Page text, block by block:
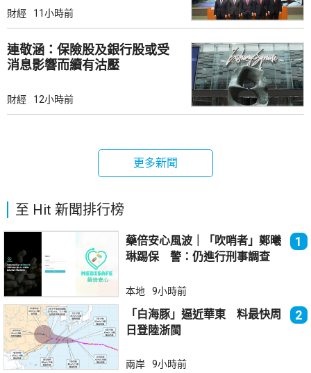
財經 11小時前
連敬涵：保險股及銀行股或受
消息影響而續有沽壓
財經 12小時前
更多新聞
至 Hit 新聞排行榜
藥倍安心風波｜「吹哨者」鄭曦
琳踢保 警：仍進行刑事調查
1
本地 9小時前
「白海豚」逼近華東 料最快周
日登陸浙閩
2
兩岸 9小時前